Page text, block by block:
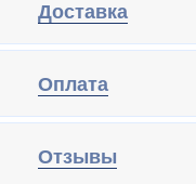
Доставка
Оплата
Отзывы